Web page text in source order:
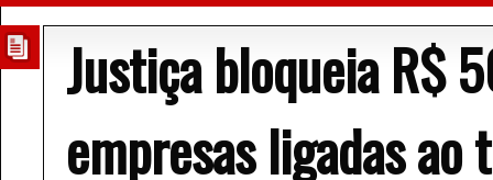
Justiça bloqueia R$
empresas ligadas